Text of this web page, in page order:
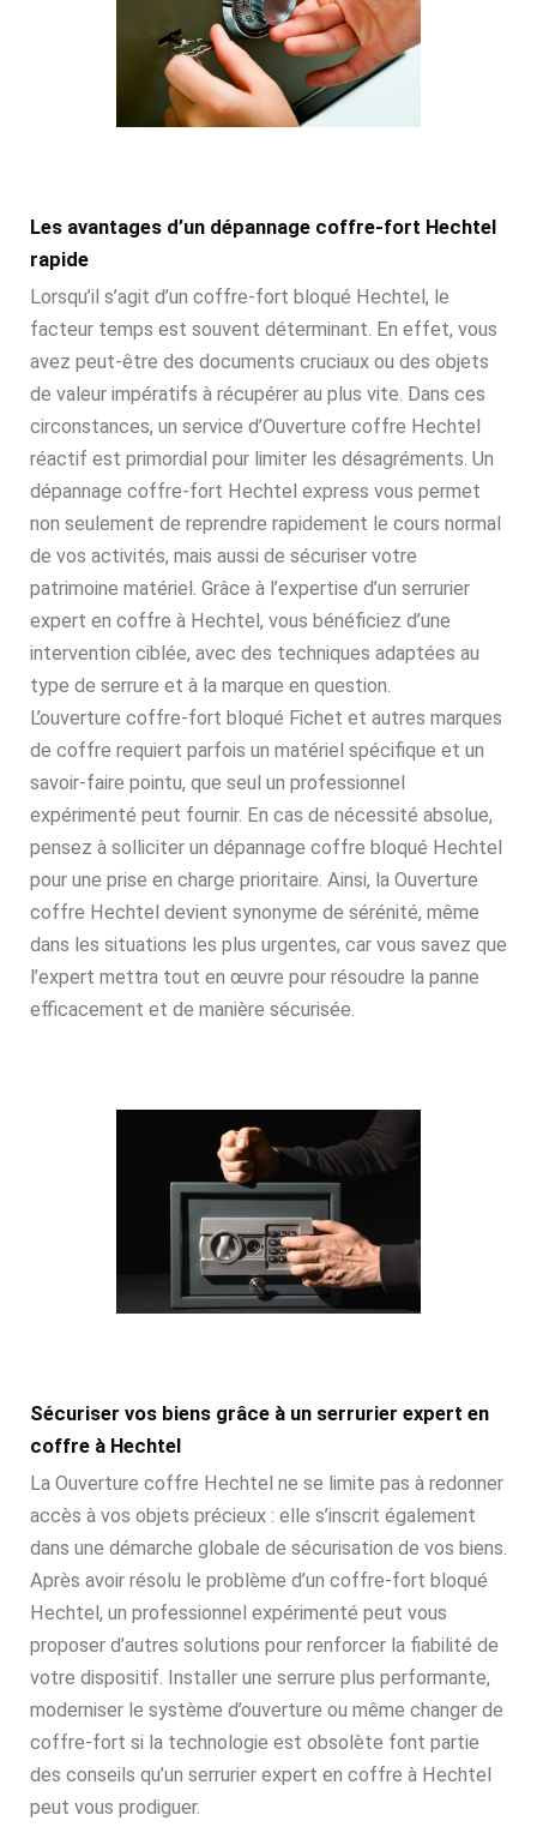
Les avantages d’un dépannage coffre-fort Hechtel
rapide
Lorsqu’il s’agit d’un coffre-fort bloqué Hechtel, le
facteur temps est souvent déterminant. En effet, vous
avez peut-être des documents cruciaux ou des objets
de valeur impératifs à récupérer au plus vite. Dans ces
circonstances, un service d’Ouverture coffre Hechtel
réactif est primordial pour limiter les désagréments. Un
dépannage coffre-fort Hechtel express vous permet
non seulement de reprendre rapidement le cours normal
de vos activités, mais aussi de sécuriser votre
patrimoine matériel. Grâce à l’expertise d’un serrurier
expert en coffre à Hechtel, vous bénéficiez d’une
intervention ciblée, avec des techniques adaptées au
type de serrure et à la marque en question.
L’ouverture coffre-fort bloqué Fichet et autres marques
de coffre requiert parfois un matériel spécifique et un
savoir-faire pointu, que seul un professionnel
expérimenté peut fournir. En cas de nécessité absolue,
pensez à solliciter un dépannage coffre bloqué Hechtel
pour une prise en charge prioritaire. Ainsi, la Ouverture
coffre Hechtel devient synonyme de sérénité, même
dans les situations les plus urgentes, car vous savez que
l’expert mettra tout en œuvre pour résoudre la panne
efficacement et de manière sécurisée.
Sécuriser vos biens grâce à un serrurier expert en
coffre à Hechtel
La Ouverture coffre Hechtel ne se limite pas à redonner
accès à vos objets précieux : elle s’inscrit également
dans une démarche globale de sécurisation de vos biens.
Après avoir résolu le problème d’un coffre-fort bloqué
Hechtel, un professionnel expérimenté peut vous
proposer d’autres solutions pour renforcer la fiabilité de
votre dispositif. Installer une serrure plus performante,
moderniser le système d’ouverture ou même changer de
coffre-fort si la technologie est obsolète font partie
des conseils qu’un serrurier expert en coffre à Hechtel
peut vous prodiguer.